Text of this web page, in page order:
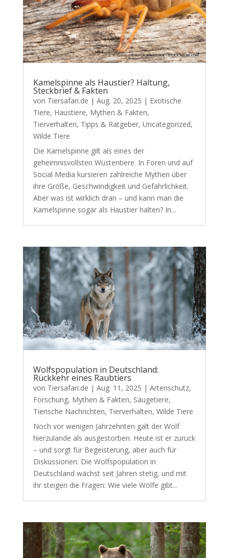
Kamelspinne als Haustier? Haltung,
Steckbrief & Fakten
von Tiersafari.de | Aug. 20, 2025 | Exotische
Tiere, Haustiere, Mythen & Fakten,
Tierverhalten, Tipps & Ratgeber, Uncategorized,
Wilde Tiere
Die Kamelspinne gilt als eines der
geheimnisvollsten Wüstentiere. In Foren und auf
Social Media kursieren zahlreiche Mythen über
ihre Größe, Geschwindigkeit und Gefährlichkeit.
Aber was ist wirklich dran – und kann man die
Kamelspinne sogar als Haustier halten? In...
Wolfspopulation in Deutschland:
Rückkehr eines Raubtiers
von Tiersafari.de | Aug. 11, 2025 | Artenschutz,
Forschung, Mythen & Fakten, Säugetiere,
Tierische Nachrichten, Tierverhalten, Wilde Tiere
Noch vor wenigen Jahrzehnten galt der Wolf
hierzulande als ausgestorben. Heute ist er zurück
– und sorgt für Begeisterung, aber auch für
Diskussionen. Die Wolfspopulation in
Deutschland wächst seit Jahren stetig, und mit
ihr steigen die Fragen: Wie viele Wölfe gibt...